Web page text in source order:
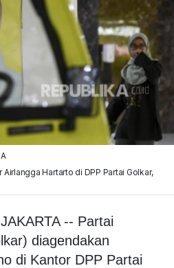
Hartarto di DPP Partai Golkar,
-- Partai
diagendakan
di Kantor DPP Partai